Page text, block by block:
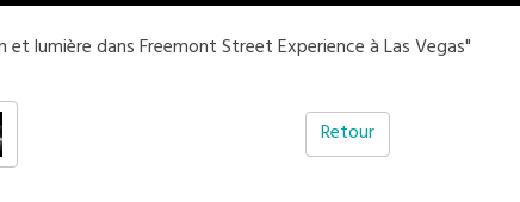
et lumière dans Freemont Street Experience à Las Vegas"
Retour